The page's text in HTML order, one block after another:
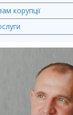
корупції